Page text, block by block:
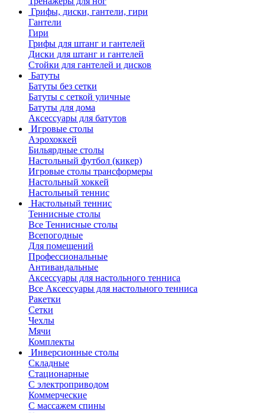
Грифы, диски, гантели, гири
Гантели
Гири
Грифы для штанг и гантелей
Диски для штанг и гантелей
Стойки для гантелей и дисков
Батуты
Батуты без сетки
Батуты с сеткой уличные
Батуты для дома
Аксессуары для батутов
Игровые столы
Аэрохоккей
Бильярдные столы
Настольный футбол (кикер)
Игровые столы трансформеры
Настольный хоккей
Настольный теннис
Настольный теннис
Теннисные столы
Все Теннисные столы
Всепогодные
Для помещений
Профессиональные
Антивандальные
Аксессуары для настольного тенниса
Все Аксессуары для настольного тенниса
Ракетки
Сетки
Чехлы
Мячи
Комплекты
Инверсионные столы
Складные
Стационарные
С электроприводом
Коммерческие
С массажем спины